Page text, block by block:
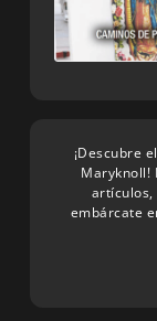
¡Descubre
Maryknoll!
artículos,
embárcate